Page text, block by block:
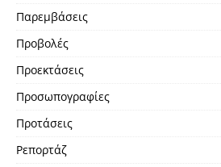
Παρεμβάσεις
Προβολές
Προεκτάσεις
Προσωπογραφίες
Προτάσεις
Ρεπορτάζ